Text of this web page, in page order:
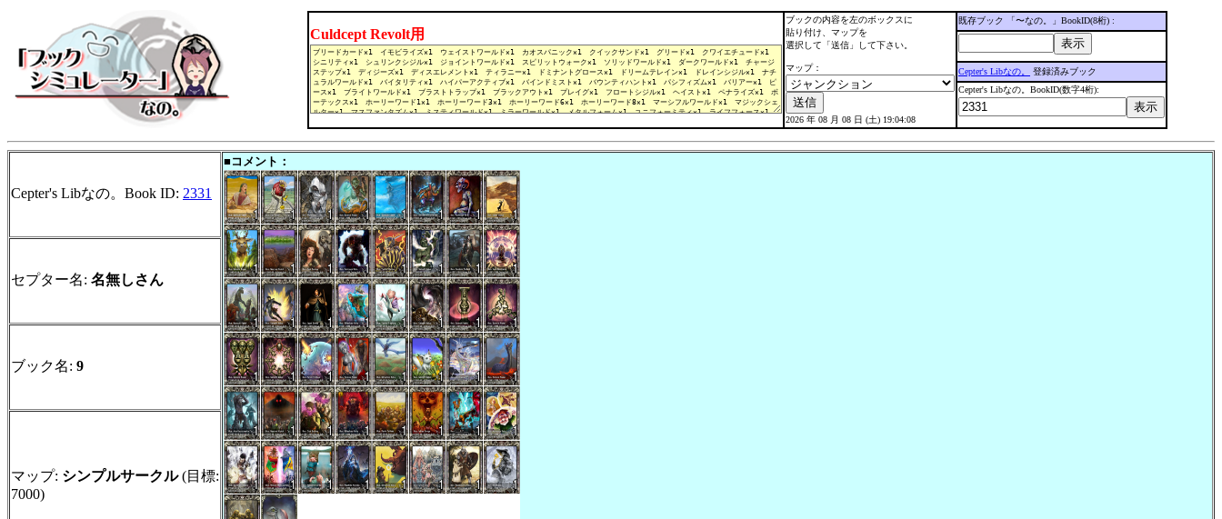
Culdcept Revolt用
ブックの内容を左のボックスに
貼り付け、マップを
選択して「送信」して下さい。
マップ：
2026 年 08 月 08 日 (土) 19:04:08
既存ブック 「〜なの。」BookID(8桁) :
Cepter's Libなの。
登録済みブック
Cepter's Libなの。BookID(数字4桁):
Cepter's Libなの。Book ID: 2331
■コメント：
セプター名: 名無しさん
ブック名: 9
マップ: シンプルサークル(目標:
7000)